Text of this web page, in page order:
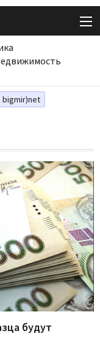
bigmir)net
будут